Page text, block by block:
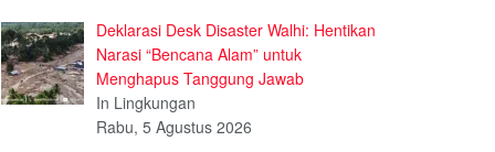
Deklarasi Desk Disaster Walhi: Hentikan
Narasi “Bencana Alam” untuk
Menghapus Tanggung Jawab
In Lingkungan
Rabu, 5 Agustus 2026